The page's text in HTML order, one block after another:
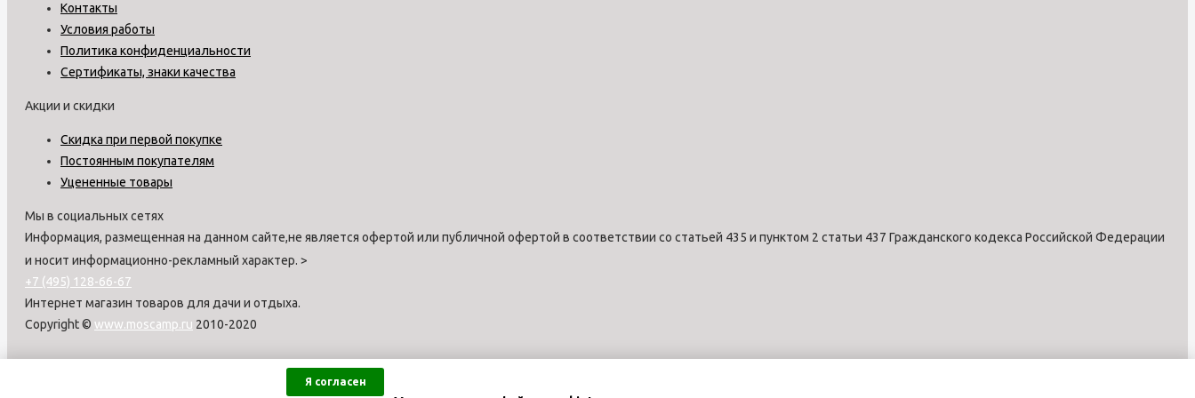
Я согласен
Контакты
Условия работы
Политика конфиденциальности
Сертификаты, знаки качества
Акции и скидки
Скидка при первой покупке
Постоянным покупателям
Уцененные товары
Мы в социальных сетях
Информация, размещенная на данном сайте,не является офертой или публичной офертой в соответствии со статьей 435 и пунктом 2 статьи 437 Гражданского кодекса Российской Федерации
и носит информационно-рекламный характер. >
+7 (495) 128-66-67
Интернет магазин товаров для дачи и отдыха.
Copyright © www.moscamp.ru 2010-2020